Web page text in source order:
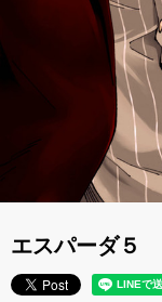
エスパーダ５